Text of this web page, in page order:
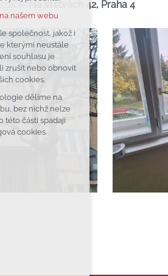
Na Vrstvách 42, Praha 4
našem webu
našem webu
společnost, jakož i
kterými neustále
souhlasu je
zrušit nebo obnovit
cookies.
dělíme na
bez nichž nelze
této části spadají
cookies.